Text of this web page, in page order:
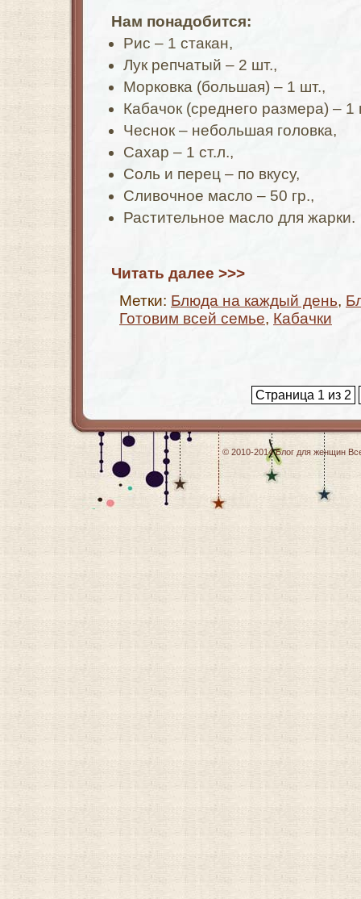
Нам понадобится:
Рис – 1 стакан,
Лук репчатый – 2 шт.,
Морковка (большая) – 1 шт.,
Кабачок (среднего размера) – 1
Чеснок – небольшая головка,
Сахар – 1 ст.л.,
Соль и перец – по вкусу,
Сливочное масло – 50 гр.,
Растительное масло для жарки.
Читать далее >>>
Метки: Блюда на каждый день,
Готовим всей семье, Кабачки
Страница 1 из 2
© 2010-2014Блог для женщин